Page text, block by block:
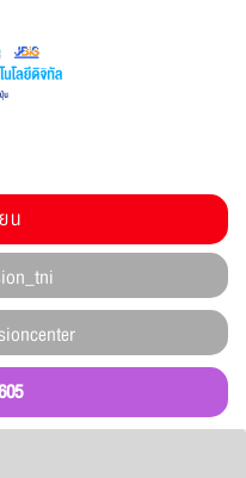
น